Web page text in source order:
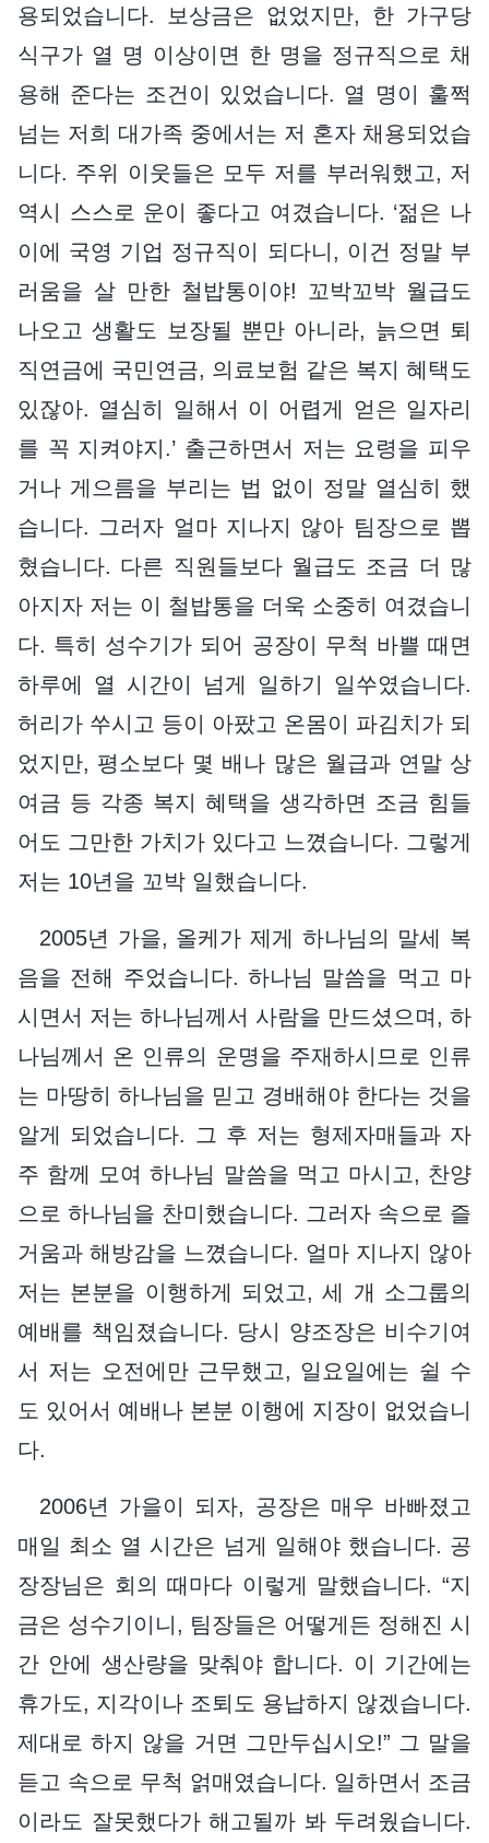
용되었습니다. 보상금은 없었지만, 한 가구당
식구가 열 명 이상이면 한 명을 정규직으로 채
용해 준다는 조건이 있었습니다. 열 명이 훌쩍
넘는 저희 대가족 중에서는 저 혼자 채용되었습
니다. 주위 이웃들은 모두 저를 부러워했고, 저
역시 스스로 운이 좋다고 여겼습니다. ‘젊은 나
이에 국영 기업 정규직이 되다니, 이건 정말 부
러움을 살 만한 철밥통이야! 꼬박꼬박 월급도
나오고 생활도 보장될 뿐만 아니라, 늙으면 퇴
직연금에 국민연금, 의료보험 같은 복지 혜택도
있잖아. 열심히 일해서 이 어렵게 얻은 일자리
를 꼭 지켜야지.’ 출근하면서 저는 요령을 피우
거나 게으름을 부리는 법 없이 정말 열심히 했
습니다. 그러자 얼마 지나지 않아 팀장으로 뽑
혔습니다. 다른 직원들보다 월급도 조금 더 많
아지자 저는 이 철밥통을 더욱 소중히 여겼습니
다. 특히 성수기가 되어 공장이 무척 바쁠 때면
하루에 열 시간이 넘게 일하기 일쑤였습니다.
허리가 쑤시고 등이 아팠고 온몸이 파김치가 되
었지만, 평소보다 몇 배나 많은 월급과 연말 상
여금 등 각종 복지 혜택을 생각하면 조금 힘들
어도 그만한 가치가 있다고 느꼈습니다. 그렇게
저는 10년을 꼬박 일했습니다.
2005년 가을, 올케가 제게 하나님의 말세 복
음을 전해 주었습니다. 하나님 말씀을 먹고 마
시면서 저는 하나님께서 사람을 만드셨으며, 하
나님께서 온 인류의 운명을 주재하시므로 인류
는 마땅히 하나님을 믿고 경배해야 한다는 것을
알게 되었습니다. 그 후 저는 형제자매들과 자
주 함께 모여 하나님 말씀을 먹고 마시고, 찬양
으로 하나님을 찬미했습니다. 그러자 속으로 즐
거움과 해방감을 느꼈습니다. 얼마 지나지 않아
저는 본분을 이행하게 되었고, 세 개 소그룹의
예배를 책임졌습니다. 당시 양조장은 비수기여
서 저는 오전에만 근무했고, 일요일에는 쉴 수
도 있어서 예배나 본분 이행에 지장이 없었습니
다.
2006년 가을이 되자, 공장은 매우 바빠졌고
매일 최소 열 시간은 넘게 일해야 했습니다. 공
장장님은 회의 때마다 이렇게 말했습니다. “지
금은 성수기이니, 팀장들은 어떻게든 정해진 시
간 안에 생산량을 맞춰야 합니다. 이 기간에는
휴가도, 지각이나 조퇴도 용납하지 않겠습니다.
제대로 하지 않을 거면 그만두십시오!” 그 말을
듣고 속으로 무척 얽매였습니다. 일하면서 조금
이라도 잘못했다가 해고될까 봐 두려웠습니다.